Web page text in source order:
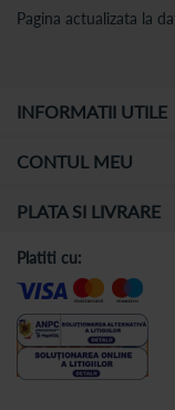
Pagina actualizata la
INFORMATII UTILE
CONTUL MEU
PLATA SI LIVRARE
Platiti cu: